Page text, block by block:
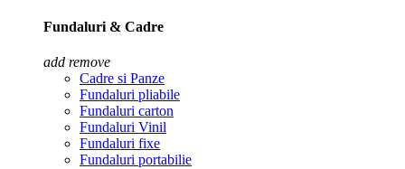
Fundaluri & Cadre
add remove
Cadre si Panze
Fundaluri pliabile
Fundaluri carton
Fundaluri Vinil
Fundaluri fixe
Fundaluri portabilie